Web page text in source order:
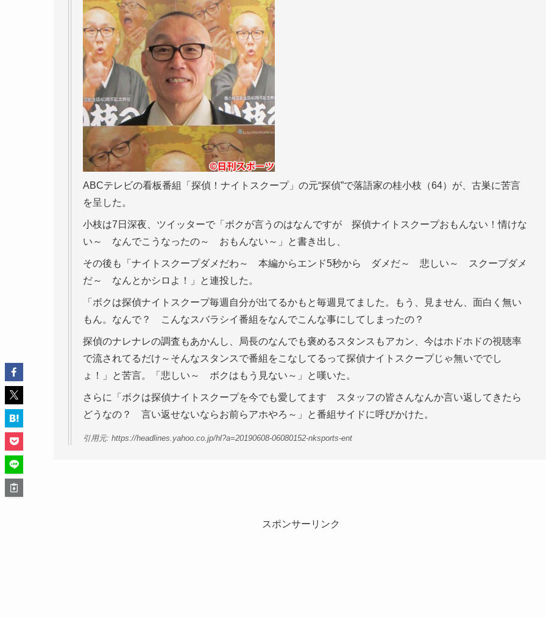
ABCテレビの看板番組「探偵！ナイトスクープ」の元“探偵”で落語家の桂小枝（64）が、古巣に苦言
を呈した。
小枝は7日深夜、ツイッターで「ボクが言うのはなんですが 探偵ナイトスクープおもんない！情けな
い～ なんでこうなったの～ おもんない～」と書き出し、
その後も「ナイトスクープダメだわ～ 本編からエンド5秒から ダメだ～ 悲しい～ スクープダメ
だ～ なんとかシロよ！」と連投した。
「ボクは探偵ナイトスクープ毎週自分が出てるかもと毎週見てました。もう、見ません、面白く無い
もん。なんで？ こんなスバラシイ番組をなんでこんな事にしてしまったの？
探偵のナレナレの調査もあかんし、局長のなんでも褒めるスタンスもアカン、今はホドホドの視聴率
で流されてるだけ～そんなスタンスで番組をこなしてるって探偵ナイトスクープじゃ無いででし
ょ！」と苦言。「悲しい～ ボクはもう見ない～」と嘆いた。
さらに「ボクは探偵ナイトスクープを今でも愛してます スタッフの皆さんなんか言い返してきたら
どうなの？ 言い返せないならお前らアホやろ～」と番組サイドに呼びかけた。
引用元: https://headlines.yahoo.co.jp/hl?a=20190608-06080152-nksports-ent
スポンサーリンク